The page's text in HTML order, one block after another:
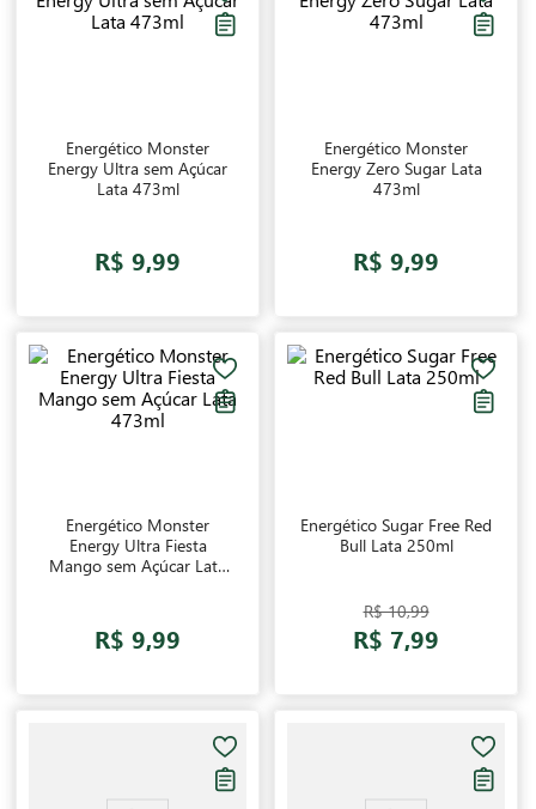
Energético Monster
Energy Ultra sem Açúcar
Lata 473ml
R$ 9,99
Energético Monster
Energy Zero Sugar Lata
473ml
R$ 9,99
Energético Monster
Energy Ultra Fiesta
Mango sem Açúcar Lata
R$ 9,99
Energético Sugar Free Red
Bull Lata 250ml
R$ 10,99
R$ 7,99